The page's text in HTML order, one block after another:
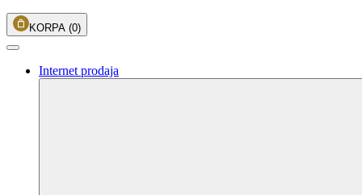
KORPA (0)
Internet prodaja